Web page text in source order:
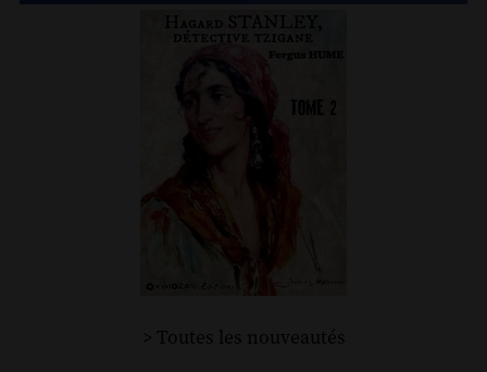
> Toutes les nouveautés